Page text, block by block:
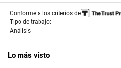
Conforme a los criterios de
Tipo de trabajo:
Análisis
Lo más visto